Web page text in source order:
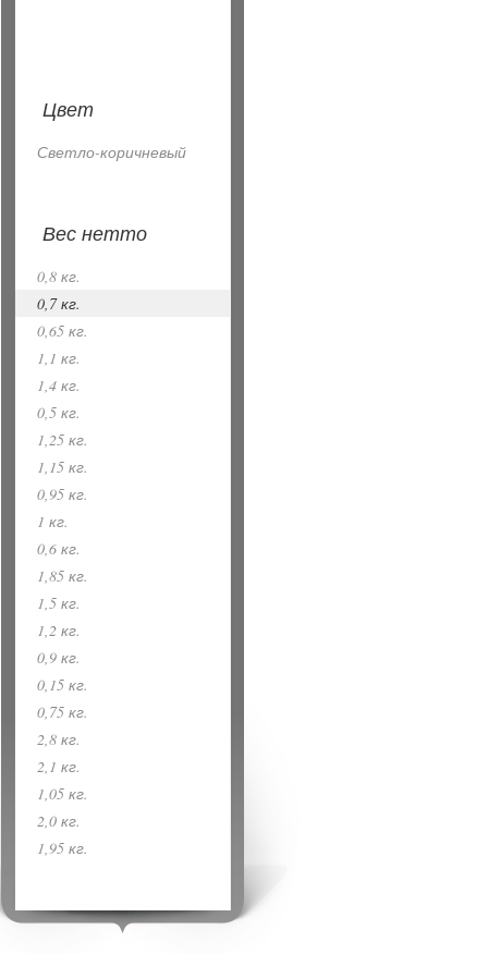
Цвет
Светло-коричневый
Вес нетто
0,8 кг.
0,7 кг.
0,65 кг.
1,1 кг.
1,4 кг.
0,5 кг.
1,25 кг.
1,15 кг.
0,95 кг.
1 кг.
0,6 кг.
1,85 кг.
1,5 кг.
1,2 кг.
0,9 кг.
0,15 кг.
0,75 кг.
2,8 кг.
2,1 кг.
1,05 кг.
2,0 кг.
1,95 кг.